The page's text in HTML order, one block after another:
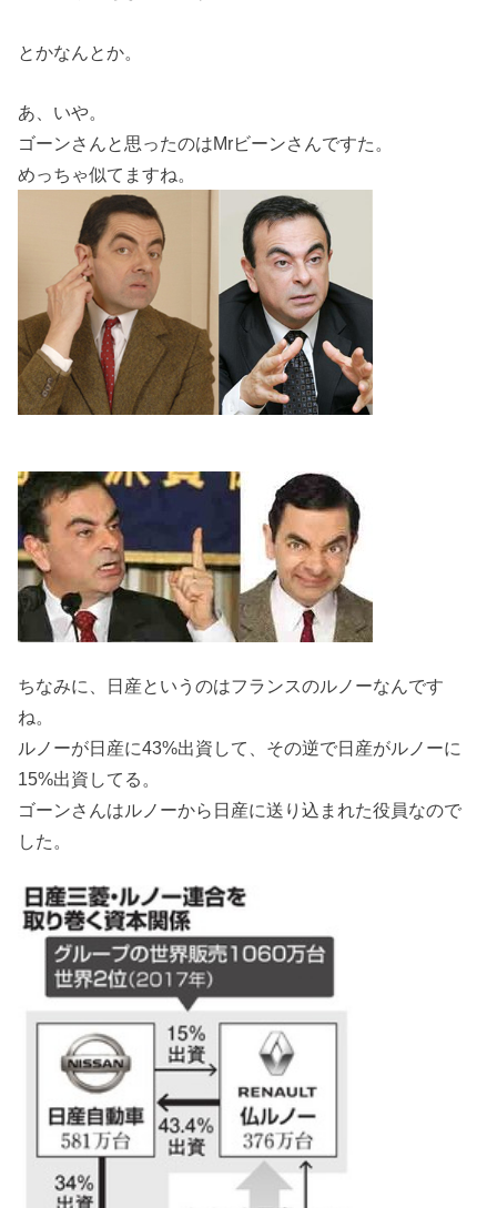
とかなんとか。
あ、いや。
ゴーンさんと思ったのはMrビーンさんですた。
めっちゃ似てますね。
ちなみに、日産というのはフランスのルノーなんです
ね。
ルノーが日産に43%出資して、その逆で日産がルノーに
15%出資してる。
ゴーンさんはルノーから日産に送り込まれた役員なので
した。